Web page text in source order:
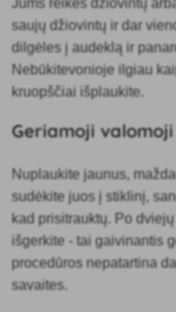
saujų džiovintų ir dar
dilgėles į audeklą ir
Nebūkitevonioje ilgiau
kruopščiai išplaukite.
Geriamoji
Nuplaukite jaunus,
sudėkite juos į stiklinį,
kad prisitrauktų. Po
išgerkite - tai gaivinantis
procedūros nepatartina
savaites.